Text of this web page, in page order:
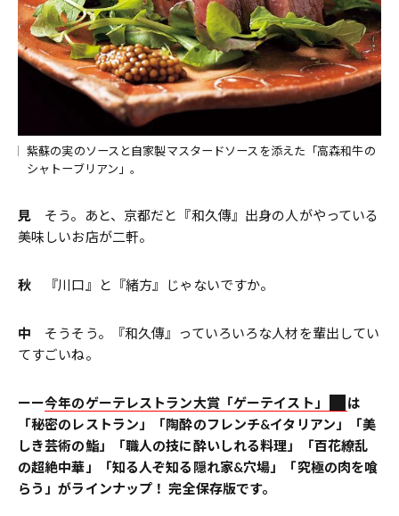
紫蘇の実のソースと自家製マスタードソースを添えた「高森和牛の
シャトーブリアン」。
見 そう。あと、京都だと『和久傳』出身の人がやっている
美味しいお店が二軒。
秋 『川口』と『緒方』じゃないですか。
中 そうそう。『和久傳』っていろいろな人材を輩出してい
てすごいね。
ーー今年のゲーテレストラン大賞「ゲーテイスト」
は
「秘密のレストラン」「陶酔のフレンチ&イタリアン」「美
しき芸術の鮨」「職人の技に酔いしれる料理」「百花繚乱
の超絶中華」「知る人ぞ知る隠れ家&穴場」「究極の肉を喰
らう」がラインナップ！ 完全保存版です。